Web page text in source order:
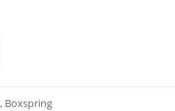
, Boxspring